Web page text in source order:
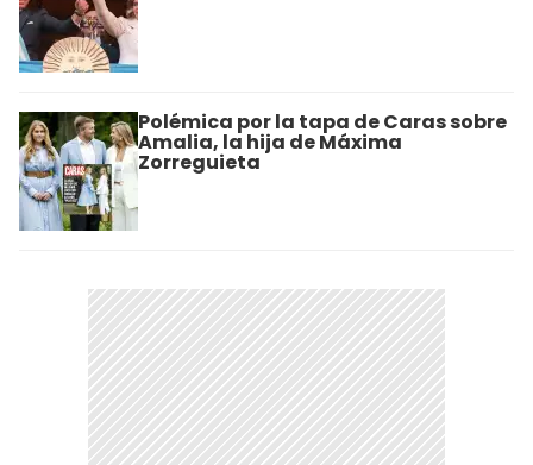
Polémica por la tapa de Caras sobre
Amalia, la hija de Máxima
Zorreguieta